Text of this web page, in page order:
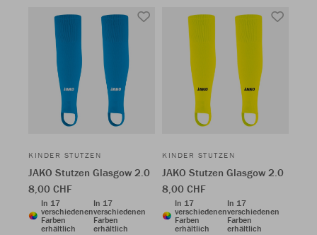
KINDER STUTZEN
JAKO Stutzen Glasgow 2.0
8,00 CHF
In 17
verschiedenen
Farben
erhältlich
In 17
verschiedenen
Farben
erhältlich
KINDER STUTZEN
JAKO Stutzen Glasgow 2.0
8,00 CHF
In 17
verschiedenen
Farben
erhältlich
In 17
verschiedenen
Farben
erhältlich